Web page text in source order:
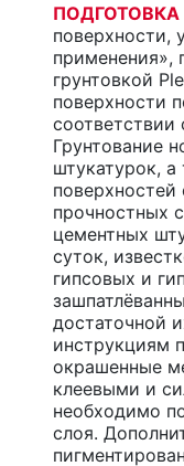
поверхности,
применения»,
грунтовкой
поверхности
соответствии
Грунтование
штукатурок, а
поверхностей
прочностных
цементных
суток,
гипсовых и
достаточной
инструкциям
окрашенные
клеевыми и
необходимо
слоя.